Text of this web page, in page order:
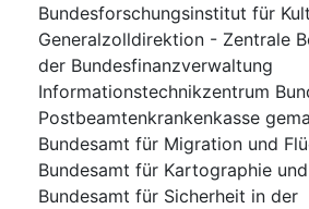
Bundesforschungsinstitut für
Generalzolldirektion - Zentrale
der Bundesfinanzverwaltung
Informationstechnikzentrum
Postbeamtenkrankenkasse
Bundesamt für Migration und
Bundesamt für Kartographie
Bundesamt für Sicherheit in der